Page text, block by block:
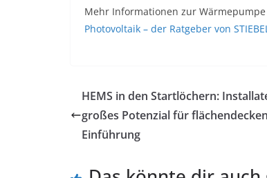
Mehr Informationen zur Wärmepumpe
Photovoltaik – der Ratgeber von
HEMS in den Startlöchern:
großes Potenzial für
Einführung